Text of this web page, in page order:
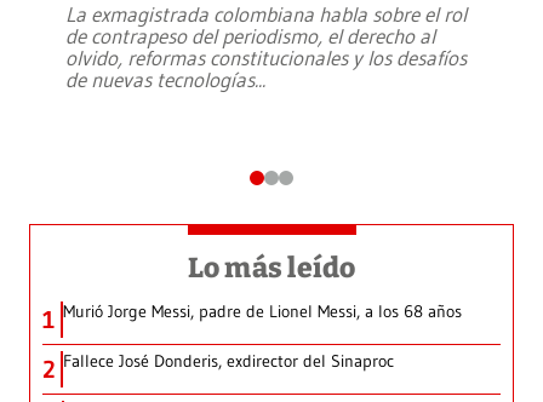
La exmagistrada colombiana habla sobre el rol
de contrapeso del periodismo, el derecho al
olvido, reformas constitucionales y los desafíos
de nuevas tecnologías...
Lo más leído
1 Murió Jorge Messi, padre de Lionel Messi, a los 68 años
2 Fallece José Donderis, exdirector del Sinaproc